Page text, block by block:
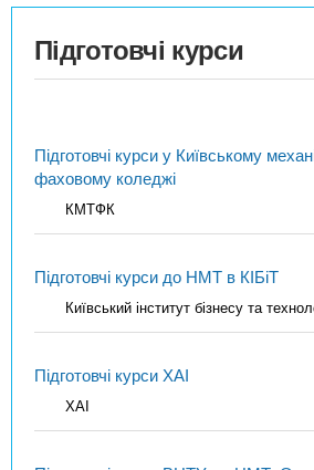
Підготовчі курси
Підготовчі курси у Київському
фаховому коледжі
КМТФК
Підготовчі курси до НМТ в КІБіТ
Київський інститут бізнесу та
Підготовчі курси ХАІ
ХАІ